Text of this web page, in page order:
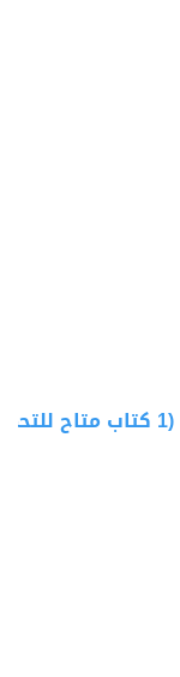
(1 كتاب متاح للتحميل)